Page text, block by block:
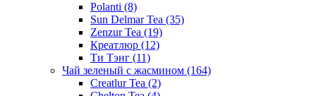
Polanti (8)
Sun Delmar Tea (35)
Zenzur Tea (19)
Креатлюр (12)
Ти Тэнг (11)
Чай зеленый с жасмином (164)
Creatlur Tea (2)